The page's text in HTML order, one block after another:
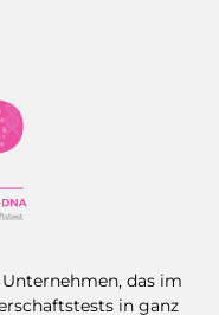
Unternehmen, das im
in ganz